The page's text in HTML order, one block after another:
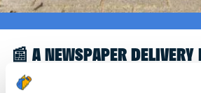
📰 A NEWSPAPER DELIVERY
HERNEN